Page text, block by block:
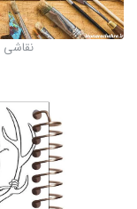
نقاشی